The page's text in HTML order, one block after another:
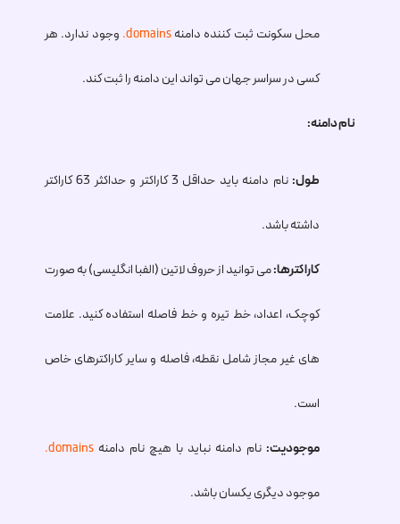
محل سکونت ثبت کننده دامنه.domains وجود ندارد. هر
کسی در سراسر جهان می تواند این دامنه را ثبت کند.
نام دامنه:
طول: نام دامنه باید حداقل 3 کاراکتر و حداکثر 63 کاراکتر
داشته باشد.
کاراکترها:می توانید از حروف لاتین (الفبا انگلیسی) به صورت
کوچک، اعداد، خط تیره و خط فاصله استفاده کنید. علامت
های غیر مجاز شامل نقطه، فاصله و سایر کاراکترهای خاص
است.
موجودیت: نام دامنه نباید با هیچ نام دامنه .domains
موجود دیگری یکسان باشد.